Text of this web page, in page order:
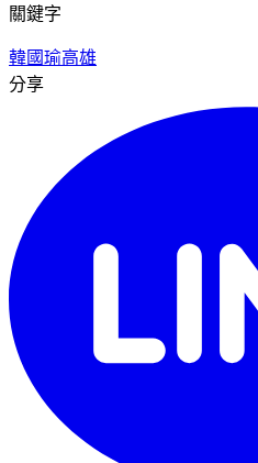
關鍵字
韓國瑜高雄
分享